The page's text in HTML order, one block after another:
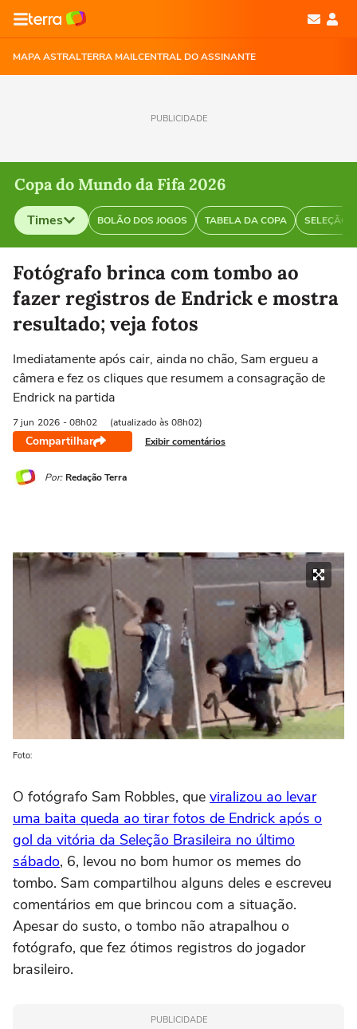
MAPA ASTRALTERRA MAILCENTRAL DO ASSINANTE
PUBLICIDADE
Copa do Mundo da Fifa 2026
Times BOLÃO DOS JOGOS TABELA DA COPA SELEÇÃO
Selecione o time para ver as notícias
Fotógrafo brinca com tombo ao
fazer registros de Endrick e mostra
resultado; veja fotos
Imediatamente após cair, ainda no chão, Sam ergueu a
câmera e fez os cliques que resumem a consagração de
Endrick na partida
7 jun 2026 - 08h02 (atualizado às 08h02)
Compartilhar Exibir comentários
Por: Redação Terra
Foto:
O fotógrafo Sam Robbles, que viralizou ao levar
uma baita queda ao tirar fotos de Endrick após o
gol da vitória da Seleção Brasileira no último
sábado, 6, levou no bom humor os memes do
tombo. Sam compartilhou alguns deles e escreveu
comentários em que brincou com a situação.
Apesar do susto, o tombo não atrapalhou o
fotógrafo, que fez ótimos registros do jogador
brasileiro.
PUBLICIDADE